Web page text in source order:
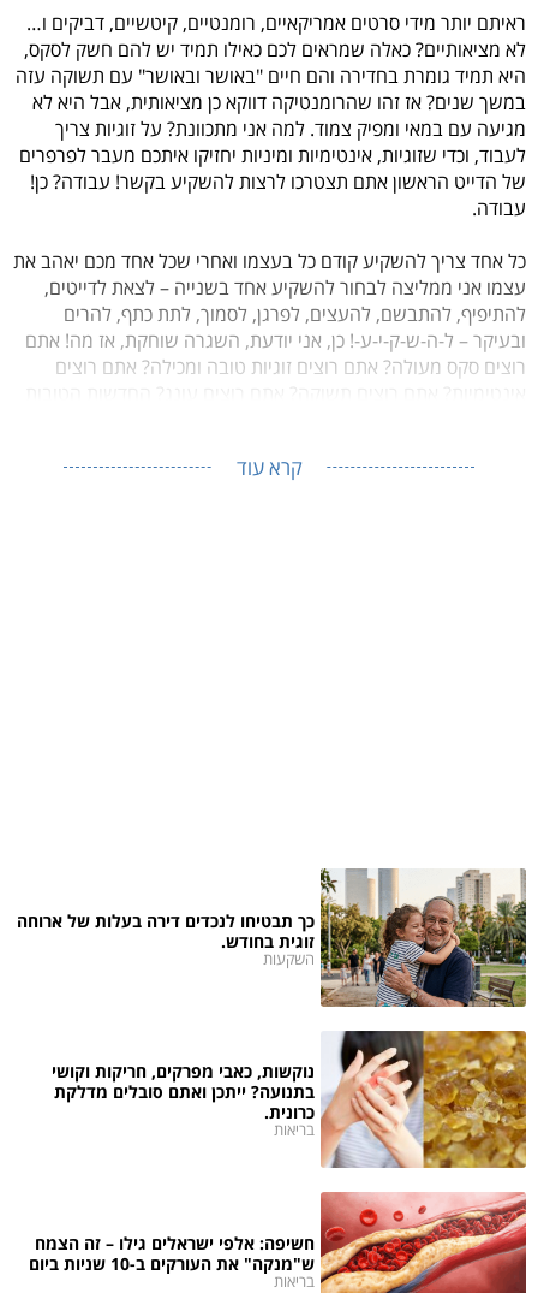
ראיתם יותר מידי סרטים אמריקאיים, רומנטיים, קיטשיים, דביקים ו…
לא מציאותיים? כאלה שמראים לכם כאילו תמיד יש להם חשק לסקס,
היא תמיד גומרת בחדירה והם חיים "באושר ובאושר" עם תשוקה עזה
במשך שנים? אז זהו שהרומנטיקה דווקא כן מציאותית, אבל היא לא
מגיעה עם במאי ומפיק צמוד. למה אני מתכוונת? על זוגיות צריך
לעבוד, וכדי שזוגיות, אינטימיות ומיניות יחזיקו איתכם מעבר לפרפרים
של הדייט הראשון אתם תצטרכו לרצות להשקיע בקשר! עבודה? כן!
עבודה.
כל אחד צריך להשקיע קודם כל בעצמו ואחרי שכל אחד מכם יאהב את
עצמו אני ממליצה לבחור להשקיע אחד בשנייה – לצאת לדייטים,
להתיפיף, להתבשם, להעצים, לפרגן, לסמוך, לתת כתף, להרים
ובעיקר – ל-ה-ש-ק-י-ע-! כן, אני יודעת, השגרה שוחקת, אז מה! אתם
רוצים סקס מעולה? אתם רוצים זוגיות טובה ומכילה? אתם רוצים
קרא עוד
כך תבטיחו לנכדים דירה בעלות של ארוחה
זוגית בחודש.
השקעות
נוקשות, כאבי מפרקים, חריקות וקושי
בתנועה? ייתכן ואתם סובלים מדלקת
כרונית.
בריאות
חשיפה: אלפי ישראלים גילו – זה הצמח
ש"מנקה" את העורקים ב-10 שניות ביום
בריאות